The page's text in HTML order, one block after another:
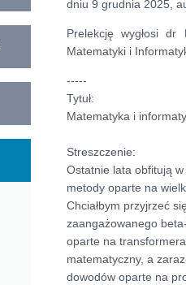
dniu 9 grudnia 2025,
Prelekcję wygłosi dr
Matematyki i
-----
Tytuł:
Matematyka i
Streszczenie:
Ostatnie lata obfitują
metody oparte na
Chciałbym przyjrzeć
zaangażowanego
oparte na
matematyczny, a
dowodów oparte na